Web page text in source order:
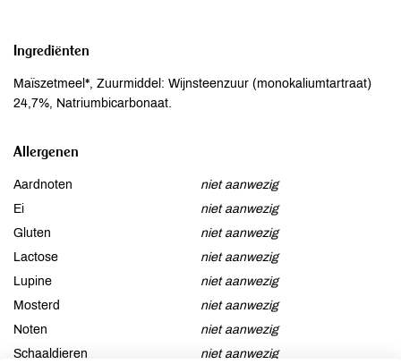
Ingrediënten
Maïszetmeel*, Zuurmiddel: Wijnsteenzuur (monokaliumtartraat)
24,7%, Natriumbicarbonaat.
Allergenen
Aardnoten
niet aanwezig
Ei
niet aanwezig
Gluten
niet aanwezig
Lactose
niet aanwezig
Lupine
niet aanwezig
Mosterd
niet aanwezig
Noten
niet aanwezig
Schaaldieren
niet aanwezig